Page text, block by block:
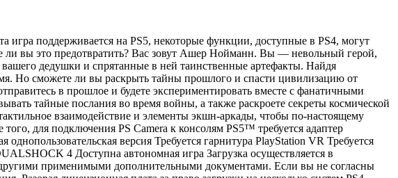
игра поддерживается на PS5, некоторые функции, доступные в PS4, могут
ли вы это предотвратить? Вас зовут Ашер Нойманн. Вы — невольный герой,
дедушки и спрятанные в ней таинственные артефакты. Найдя
Но сможете ли вы раскрыть тайны прошлого и спасти цивилизацию от
в прошлое и будете экспериментировать вместе с фанатичными
тайные послания во время войны, а также раскроете секреты космической
взаимодействие и элементы экшн-аркады, чтобы по-настоящему
для подключения PS Camera к консолям PS5™ требуется адаптер
версия Требуется гарнитура PlayStation VR Требуется
4 Доступна автономная игра Загрузка осуществляется в
применимыми дополнительными документами. Если вы не согласны